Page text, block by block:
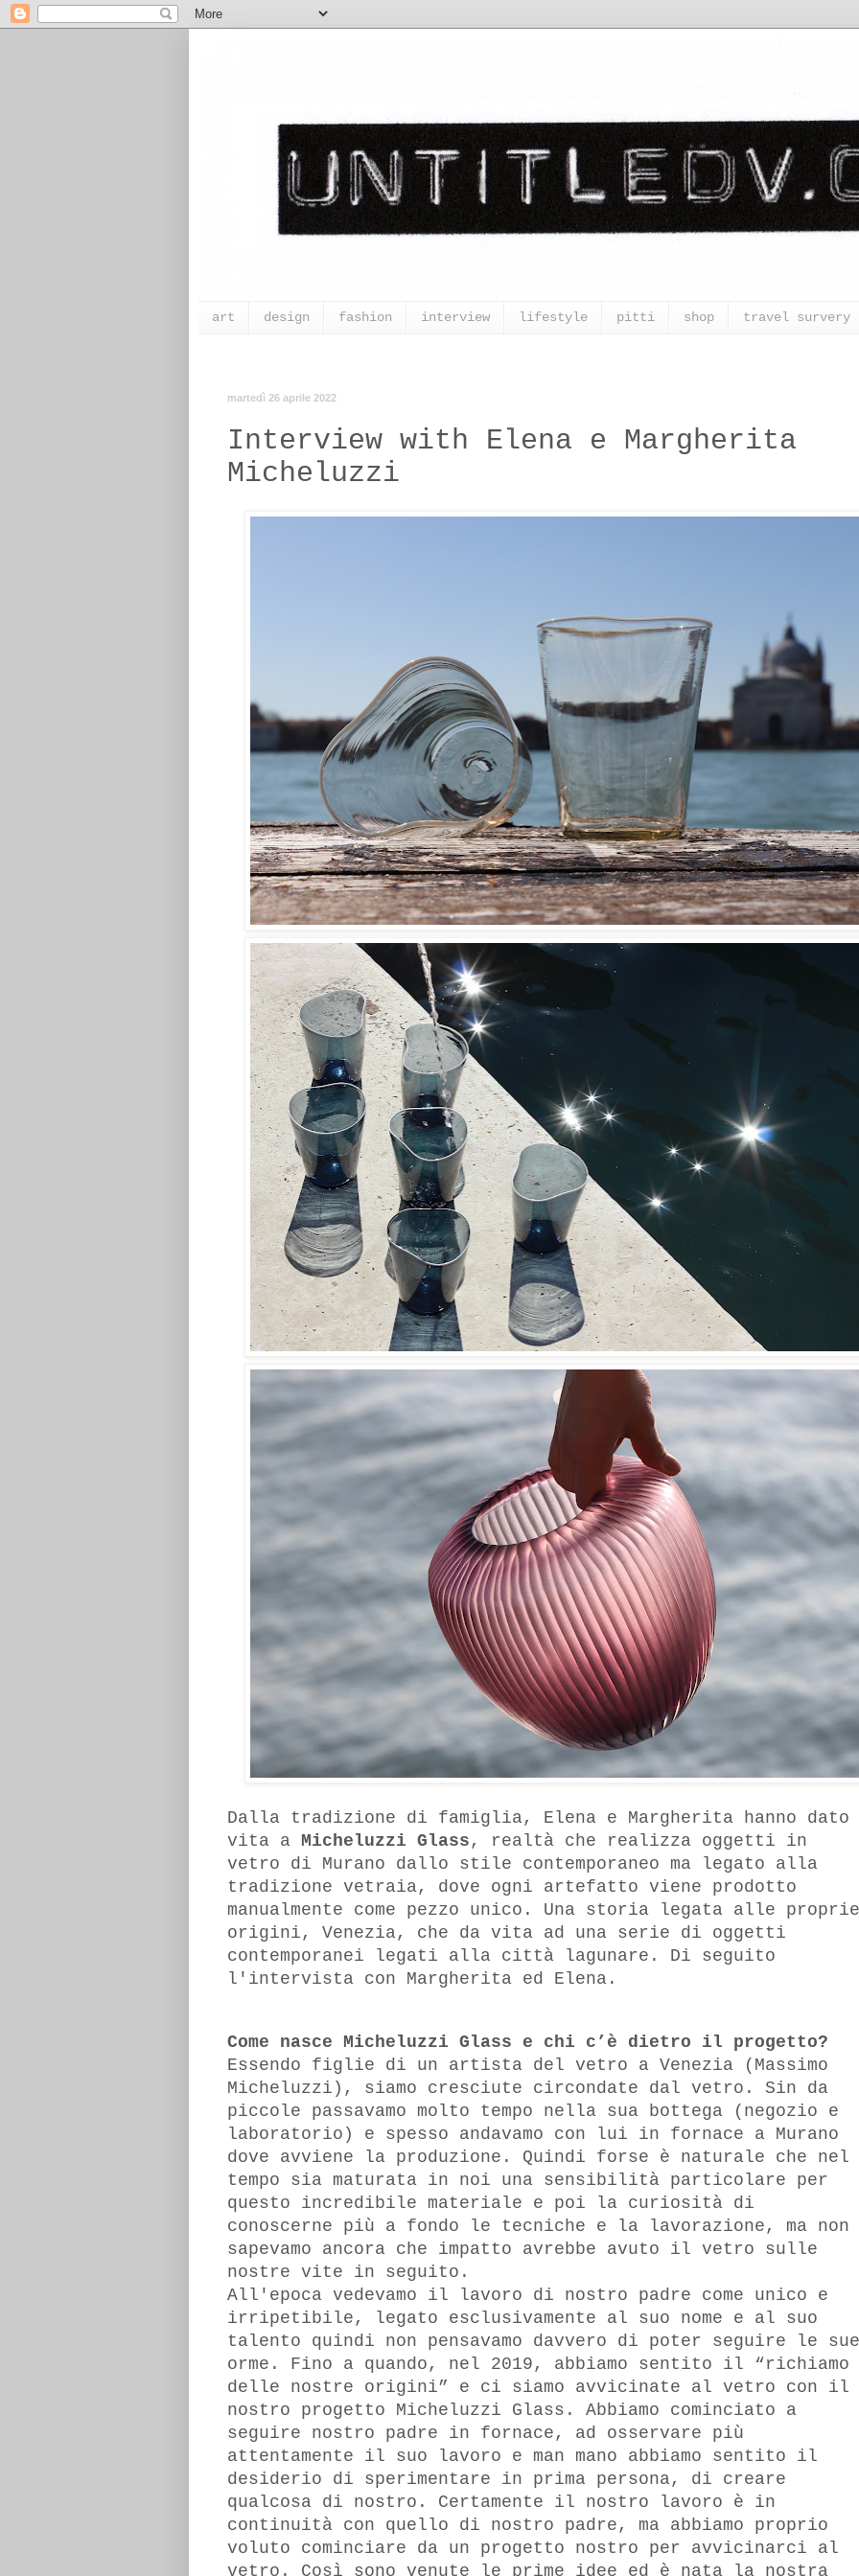
art design fashion interview lifestyle pitti shop travel survery
martedì 26 aprile 2022
Interview with Elena e Margherita
Micheluzzi
Dalla tradizione di famiglia, Elena e Margherita hanno dato
vita a Micheluzzi Glass ,
realtà che realizza oggetti in
vetro di Murano dallo stile contemporaneo ma legato alla
tradizione vetraia, dove ogni artefatto viene prodotto
manualmente come pezzo unico. Una storia legata alle proprie
origini, Venezia, che da vita ad una serie di oggetti
contemporanei legati alla città lagunare. Di seguito
l'intervista con Margherita ed Elena.
Come nasce Micheluzzi Glass e chi c’è dietro il progetto?
Essendo figlie di un artista del vetro a Venezia (Massimo
Micheluzzi), siamo cresciute circondate dal vetro. Sin da
piccole passavamo molto tempo nella sua bottega (negozio e
laboratorio) e spesso andavamo con lui in fornace a Murano
dove avviene la produzione. Quindi forse è naturale che nel
tempo sia maturata in noi una sensibilità particolare per
questo incredibile materiale e poi la curiosità di
conoscerne più a fondo le tecniche e la lavorazione, ma non
sapevamo ancora che impatto avrebbe avuto il vetro sulle
nostre vite in seguito.
All'epoca vedevamo il lavoro di nostro padre come unico e
irripetibile, legato esclusivamente al suo nome e al suo
talento quindi non pensavamo davvero di poter seguire le sue
orme. Fino a quando, nel 2019, abbiamo sentito il “richiamo
delle nostre origini” e ci siamo avvicinate al vetro con il
nostro progetto Micheluzzi Glass. Abbiamo cominciato a
seguire nostro padre in fornace, ad osservare più
attentamente il suo lavoro e man mano abbiamo sentito il
desiderio di sperimentare in prima persona, di creare
qualcosa di nostro. Certamente il nostro lavoro è in
continuità con quello di nostro padre, ma abbiamo proprio
voluto cominciare da un progetto nostro per avvicinarci al
vetro. Così sono venute le prime idee ed è nata la nostra